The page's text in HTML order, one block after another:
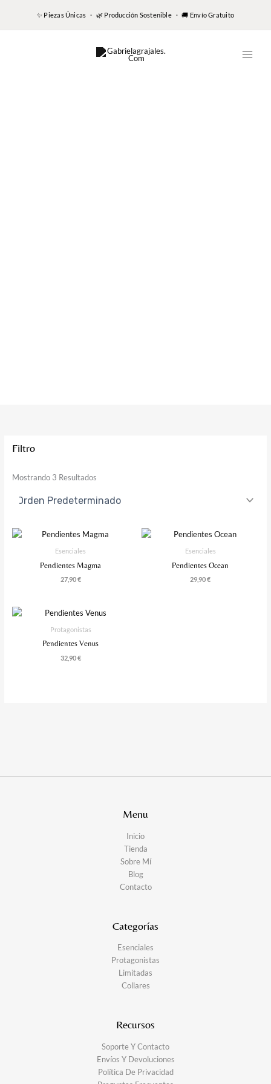
✨ Piezas Únicas · 🌿 Producción Sostenible · 🚚 Envío Gratuito
Filtro
Mostrando 3 Resultados
Esenciales
Pendientes Magma
27,90€
Esenciales
Pendientes Ocean
29,90€
Protagonistas
Pendientes Venus
32,90€
Menu
Inicio
Tienda
Sobre Mí
Blog
Contacto
Categorías
Esenciales
Protagonistas
Limitadas
Collares
Recursos
Soporte Y Contacto
Envíos Y Devoluciones
Política De Privacidad